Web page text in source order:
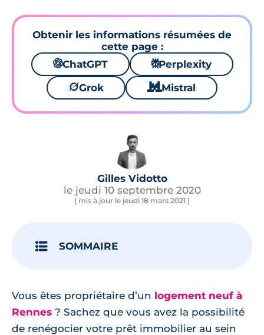
Obtenir les informations résumées de
cette page :
🌌ChatGPT ⚙Perplexity
🪐Grok 🐱 Mistral
Gilles Vidotto
le jeudi 10 septembre 2020
[ mis à jour le jeudi 18 mars 2021 ]
SOMMAIRE
Vous êtes propriétaire d’un logement neuf à
Rennes ? Sachez que vous avez la possibilité
de renégocier votre prêt immobilier au sein